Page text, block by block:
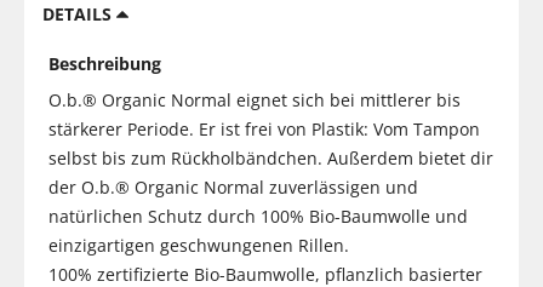
DETAILS
Beschreibung
O.b.® Organic Normal eignet sich bei mittlerer bis
stärkerer Periode. Er ist frei von Plastik: Vom Tampon
selbst bis zum Rückholbändchen. Außerdem bietet dir
der O.b.® Organic Normal zuverlässigen und
natürlichen Schutz durch 100% Bio-Baumwolle und
einzigartigen geschwungenen Rillen.
100% zertifizierte Bio-Baumwolle, pflanzlich basierter